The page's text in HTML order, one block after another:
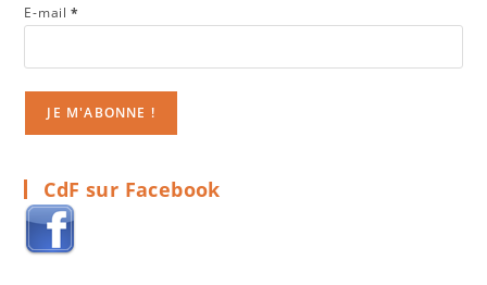
E-mail*
CdF sur Facebook